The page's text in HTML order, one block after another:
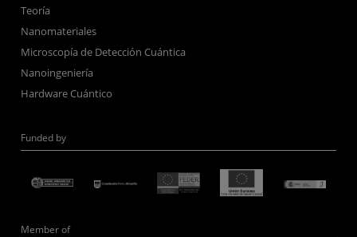
Teoría
Nanomateriales
Microscopía de Detección Cuántica
Nanoingeniería
Hardware Cuántico
Funded by
Member of